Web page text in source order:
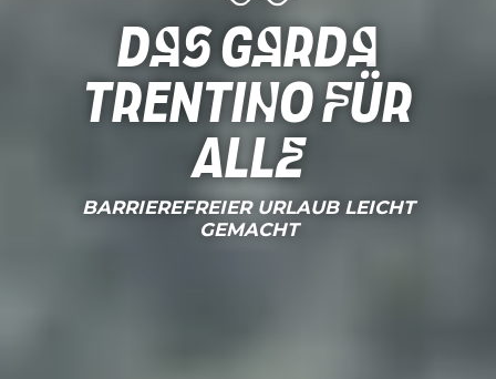
Das Garda
Trentino für
alle
BARRIEREFREIER URLAUB LEICHT
GEMACHT